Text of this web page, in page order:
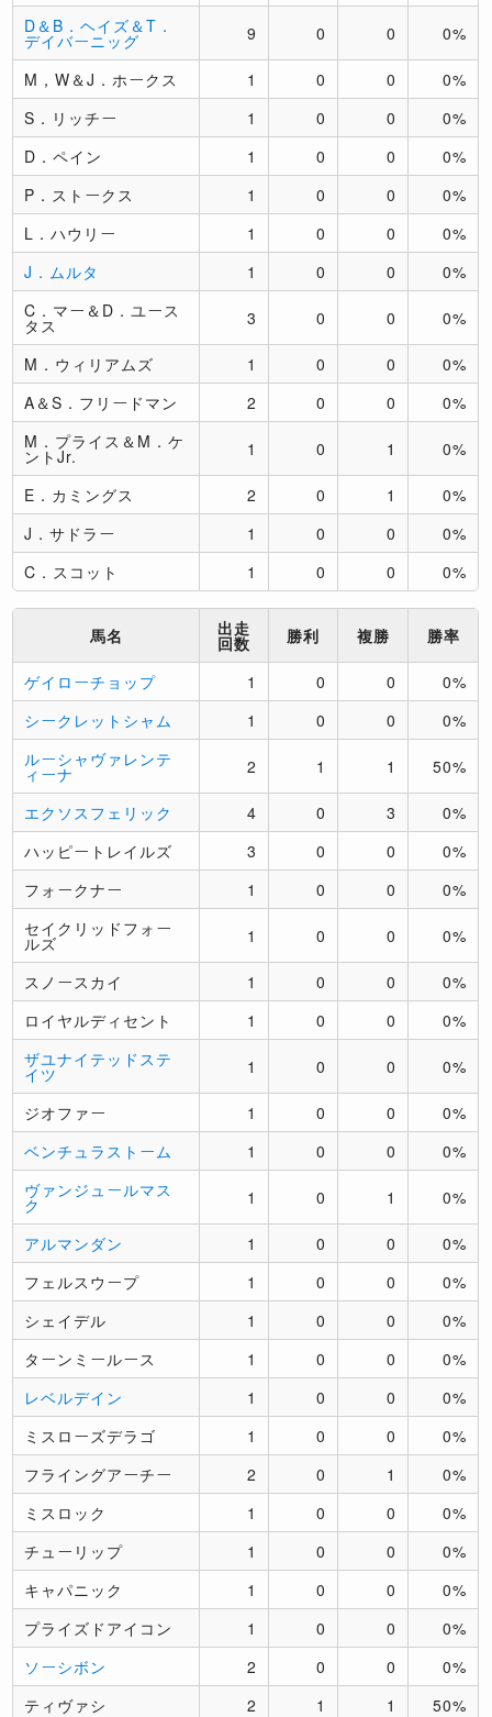
D＆B．ヘイズ＆T．
デイバーニッグ 9 0 0 0%
M，W＆J．ホークス 1 0 0
0%
S．リッチー
1 0 0
0%
D．ペイン
1 0 0
0%
P．ストークス
1 0 0
0%
L．ハウリー
1 0 0
0%
J．ムルタ
1 0 0
0%
C．マー＆D．ユース
タス 3 0 0 0%
M．ウィリアムズ 1 0 0
0%
A＆S．フリードマン
2 0 0
0%
M．プライス＆M．ケ
ントJr. 1 0 1 0%
E．カミングス 2 0 1
0%
J．サドラー
1 0 0
0%
C．スコット
1 0 0 0%
馬名 出走
回数 勝利 複勝 勝率
ゲイローチョップ 1 0 0
0%
シークレットシャム
1 0 0
0%
ルーシャヴァレンテ
ィーナ 2 1 1 50%
エクソスフェリック 4 0 3
0%
ハッピートレイルズ
3 0 0
0%
フォークナー
1 0 0
0%
セイクリッドフォー
ルズ 1 0 0 0%
スノースカイ 1 0 0
0%
ロイヤルディセント
1 0 0
0%
ザユナイテッドステ
イツ 1 0 0 0%
ジオファー 1 0 0
0%
ベンチュラストーム
1 0 0
0%
ヴァンジュールマス
ク 1 0 1 0%
アルマンダン 1 0 0
0%
フェルスウープ
1 0 0
0%
シェイデル
1 0 0
0%
ターンミールース
1 0 0
0%
レベルデイン
1 0 0
0%
ミスローズデラゴ
1 0 0
0%
フライングアーチー
2 0 1
0%
ミスロック
1 0 0
0%
チューリップ
1 0 0
0%
キャパニック
1 0 0
0%
プライズドアイコン
1 0 0
0%
ソーシボン
2 0 0
0%
ティヴァシ
2 1 1
50%